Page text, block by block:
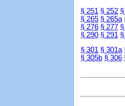
§ 251 § 252
§ 265 § 265a
§ 276 § 277
§ 290 § 291
§ 301 § 301a
§ 305b § 306